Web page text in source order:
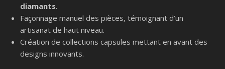
diamants.
Façonnage manuel des pièces, témoignant d’un
artisanat de haut niveau.
Création de collections capsules mettant en avant des
designs innovants.